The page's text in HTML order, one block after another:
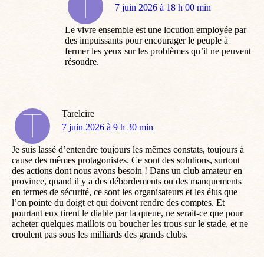
dit
7 juin 2026 à 18 h 00 min
Le vivre ensemble est une locution employée par
des impuissants pour encourager le peuple à
fermer les yeux sur les problèmes qu’il ne peuvent
résoudre.
Tarelcire
dit
7 juin 2026 à 9 h 30 min
Je suis lassé d’entendre toujours les mêmes constats, toujours à
cause des mêmes protagonistes. Ce sont des solutions, surtout
des actions dont nous avons besoin ! Dans un club amateur en
province, quand il y a des débordements ou des manquements
en termes de sécurité, ce sont les organisateurs et les élus que
l’on pointe du doigt et qui doivent rendre des comptes. Et
pourtant eux tirent le diable par la queue, ne serait-ce que pour
acheter quelques maillots ou boucher les trous sur le stade, et ne
croulent pas sous les milliards des grands clubs.